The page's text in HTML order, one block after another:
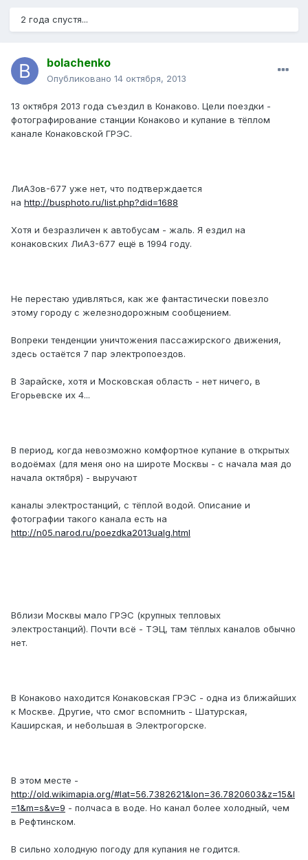
2 года спустя...
bolachenko
Опубликовано 14 октября, 2013
13 октября 2013 года съездил в Конаково. Цели поездки -
фотографирование станции Конаково и купание в тёплом
канале Конаковской ГРЭС.
ЛиАЗов-677 уже нет, что подтверждается
на http://busphoto.ru/list.php?did=1688
Хотя и безразличен к автобусам - жаль. Я ездил на
конаковских ЛиАЗ-677 ещё в 1994 году.
Не перестаю удивляться, как же фантастически повезло
этому городу с железнодорожным сообщением.
Вопреки тенденции уничтожения пассажирского движения,
здесь остаётся 7 пар электропоездов.
В Зарайске, хотя и Московская область - нет ничего, в
Егорьевске их 4...
В период, когда невозможно комфортное купание в открытых
водоёмах (для меня оно на широте Москвы - с начала мая до
начала октября) - выручают
каналы электростанций, с тёплой водой. Описание и
фотографии такого канала есть на
http://n05.narod.ru/poezdka2013ualg.html
Вблизи Москвы мало ГРЭС (крупных тепловых
электростанций). Почти всё - ТЭЦ, там тёплых каналов обычно
нет.
В Конаково находится Конаковская ГРЭС - одна из ближайших
к Москве. Другие, что смог вспомнить - Шатурская,
Каширская, и небольшая в Электрогорске.
В этом месте -
http://old.wikimapia.org/#lat=56.7382621&lon=36.7820603&z=15&l
=1&m=s&v=9 - полчаса в воде. Но канал более холодный, чем
в Рефтинском.
В сильно холодную погоду для купания не годится.